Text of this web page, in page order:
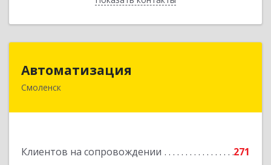
Автоматизация
Смоленск
Клиентов на сопровождении
271
214019, Смоленская обл, Смоленск г, Марии